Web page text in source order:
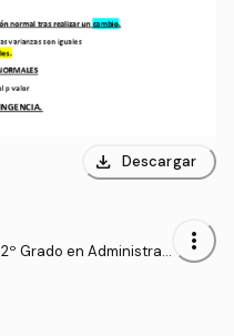
download Descargar
2º Grado en Administrac
more_vert